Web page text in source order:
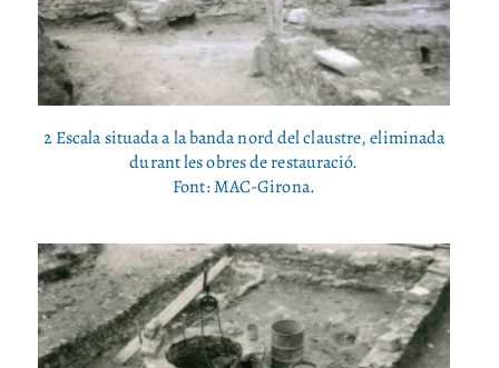
2 Escala situada a la banda nord del claustre, eliminada
durant les obres de restauració.
Font: MAC-Girona.